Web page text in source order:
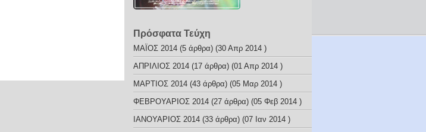
Πρόσφατα Τεύχη
ΜΑΪΟΣ 2014 (5 άρθρα) (30 Απρ 2014 )
ΑΠΡΙΛΙΟΣ 2014 (17 άρθρα) (01 Απρ 2014 )
ΜΑΡΤΙΟΣ 2014 (43 άρθρα) (05 Μαρ 2014 )
ΦΕΒΡΟΥΑΡΙΟΣ 2014 (27 άρθρα) (05 Φεβ 2014 )
ΙΑΝΟΥΑΡΙΟΣ 2014 (33 άρθρα) (07 Ιαν 2014 )